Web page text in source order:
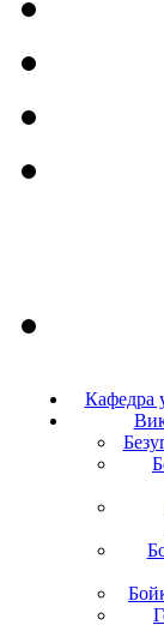
Кафедра